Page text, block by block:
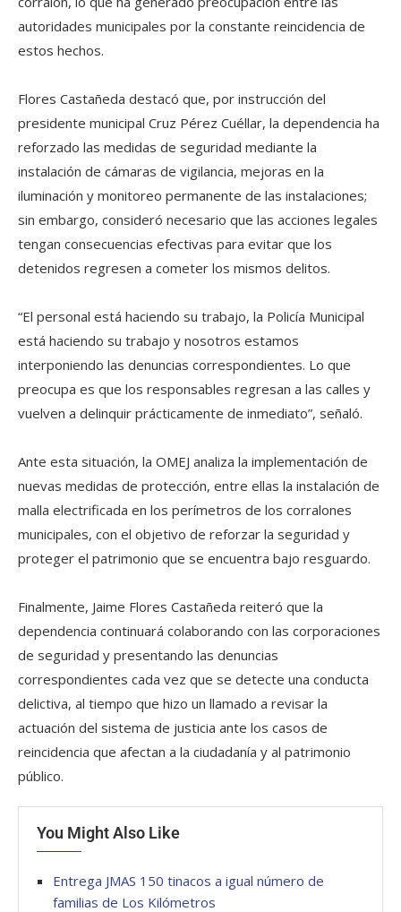
autoridades municipales por la constante reincidencia de
estos hechos.
Flores Castañeda destacó que, por instrucción del
presidente municipal Cruz Pérez Cuéllar, la dependencia ha
reforzado las medidas de seguridad mediante la
instalación de cámaras de vigilancia, mejoras en la
iluminación y monitoreo permanente de las instalaciones;
sin embargo, consideró necesario que las acciones legales
tengan consecuencias efectivas para evitar que los
detenidos regresen a cometer los mismos delitos.
“El personal está haciendo su trabajo, la Policía Municipal
está haciendo su trabajo y nosotros estamos
interponiendo las denuncias correspondientes. Lo que
preocupa es que los responsables regresan a las calles y
vuelven a delinquir prácticamente de inmediato”, señaló.
Ante esta situación, la OMEJ analiza la implementación de
nuevas medidas de protección, entre ellas la instalación de
malla electrificada en los perímetros de los corralones
municipales, con el objetivo de reforzar la seguridad y
proteger el patrimonio que se encuentra bajo resguardo.
Finalmente, Jaime Flores Castañeda reiteró que la
dependencia continuará colaborando con las corporaciones
de seguridad y presentando las denuncias
correspondientes cada vez que se detecte una conducta
delictiva, al tiempo que hizo un llamado a revisar la
actuación del sistema de justicia ante los casos de
reincidencia que afectan a la ciudadanía y al patrimonio
público.
You Might Also Like
Entrega JMAS 150 tinacos a igual número de
familias de Los Kilómetros